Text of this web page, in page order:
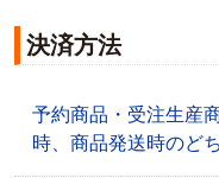
決済方法
予約商品・受注生産
時、商品発送時のど